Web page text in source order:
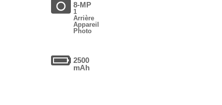
8-MP
1
Arrière
Appareil
Photo
2500
mAh